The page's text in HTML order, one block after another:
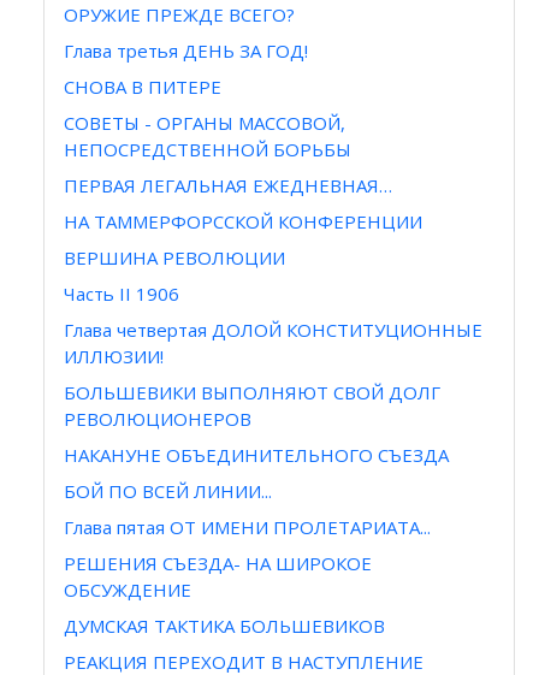
ОРУЖИЕ ПРЕЖДЕ ВСЕГО?
Глава третья ДЕНЬ ЗА ГОД!
СНОВА В ПИТЕРЕ
СОВЕТЫ - ОРГАНЫ МАССОВОЙ,
НЕПОСРЕДСТВЕННОЙ БОРЬБЫ
ПЕРВАЯ ЛЕГАЛЬНАЯ ЕЖЕДНЕВНАЯ…
НА ТАММЕРФОРССКОЙ КОНФЕРЕНЦИИ
ВЕРШИНА РЕВОЛЮЦИИ
Часть II 1906
Глава четвертая ДОЛОЙ КОНСТИТУЦИОННЫЕ
ИЛЛЮЗИИ!
БОЛЬШЕВИКИ ВЫПОЛНЯЮТ СВОЙ ДОЛГ
РЕВОЛЮЦИОНЕРОВ
НАКАНУНЕ ОБЪЕДИНИТЕЛЬНОГО СЪЕЗДА
БОЙ ПО ВСЕЙ ЛИНИИ...
Глава пятая ОТ ИМЕНИ ПРОЛЕТАРИАТА...
РЕШЕНИЯ СЪЕЗДА- НА ШИРОКОЕ
ОБСУЖДЕНИЕ
ДУМСКАЯ ТАКТИКА БОЛЬШЕВИКОВ
РЕАКЦИЯ ПЕРЕХОДИТ В НАСТУПЛЕНИЕ